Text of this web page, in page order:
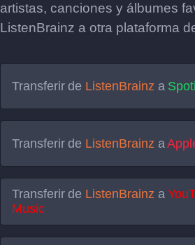
artistas, canciones y álbumes
ListenBrainz a otra plataforma
Transferir de ListenBrainz a
Transferir de ListenBrainz a
Transferir de ListenBrainz a
Music